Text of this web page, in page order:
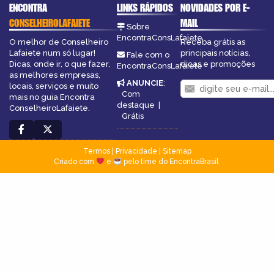
ENCONTRA
CONSELHEIROLAFAIETE
O melhor de Conselheiro
Lafaiete num só lugar!
Dicas, onde ir, o que fazer,
as melhores empresas,
locais, serviços e muito
mais no guia Encontra
ConselheiroLafaiete.
LINKS RÁPIDOS
Sobre
EncontraConsLafaiete
Fale com o
EncontraConsLafaiete
ANUNCIE:
Com
destaque
Grátis
NOVIDADES POR E-
MAIL
Receba grátis as
principais notícias,
dicas e promoções
Termos| Privacidade
Sitemap
Criado com
e pelo time do EncontraBrasil